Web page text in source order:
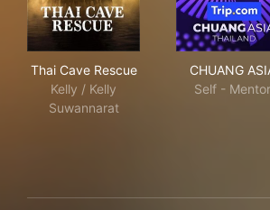
Thai Cave Rescue
Kelly / Kelly
Suwannarat
CHUANG
Self - Mentor